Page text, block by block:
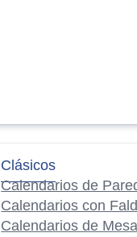
Clásicos
Calendarios de
Calendarios con
Calendarios de Mesa